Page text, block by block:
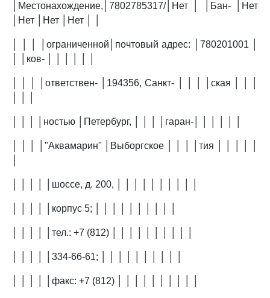
│Местонахождение,│7802785317/│Нет │ │Бан- │Нет
│Нет │Нет │Нет │ │
│ │ │ │ограниченной│почтовый адрес: │780201001 │
│ │ков- │ │ │ │ │ │
│ │ │ │ответствен- │194356, Санкт- │ │ │ │ская │ │ │
│ │ │ │ностью │Петербург, │ │ │ │гаран-│ │ │ │ │ │
│ │ │ │"Аквамарин" │Выборгское │ │ │ │тия │ │ │ │ │
│ │ │ │ │шоссе, д. 200, │ │ │ │ │ │ │ │ │ │
│ │ │ │ │корпус 5; │ │ │ │ │ │ │ │ │ │
│ │ │ │ │тел.: +7 (812) │ │ │ │ │ │ │ │ │ │
│ │ │ │ │334-66-61; │ │ │ │ │ │ │ │ │ │
│ │ │ │ │факс: +7 (812) │ │ │ │ │ │ │ │ │ │